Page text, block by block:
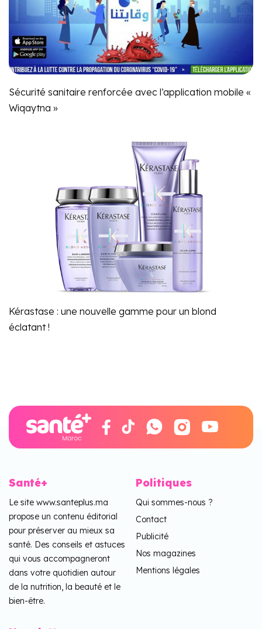
Sécurité sanitaire renforcée avec l’application mobile «
Wiqaytna »
Kérastase : une nouvelle gamme pour un blond
éclatant !
Santé+
Le site www.santeplus.ma
propose un contenu éditorial
pour préserver au mieux sa
santé. Des conseils et astuces
qui vous accompagneront
dans votre quotidien autour
de la nutrition, la beauté et le
bien-être.
Politiques
Qui sommes-nous ?
Contact
Publicité
Nos magazines
Mentions légales